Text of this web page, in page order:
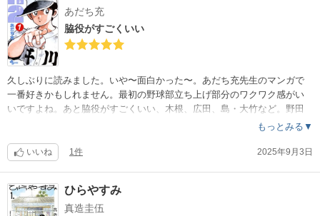
あだち充
脇役がすごくいい
久しぶりに読みました。いや〜面白かった〜。あだち充先生のマンガで
一番好きかもしれません。最初の野球部立ち上げ部分のワクワク感がい
いですよね。あと脇役がすごくいい、木根、広田、島・大竹など。野田
がいい奴すぎる。終盤は切ないんですけど、余韻の残るいいラストでし
もっとみる▼
いいね 1件 2025年9月3日
ひらやすみ
真造圭伍